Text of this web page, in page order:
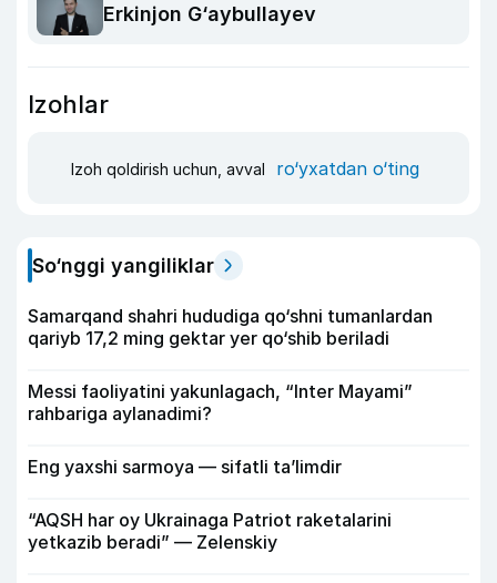
Erkinjon G‘aybullayev
Izohlar
Izoh qoldirish uchun, avval ro‘yxatdan o‘ting
So‘nggi yangiliklar
Samarqand shahri hududiga qo‘shni tumanlardan
qariyb 17,2 ming gektar yer qo‘shib beriladi
Messi faoliyatini yakunlagach, “Inter Mayami”
rahbariga aylanadimi?
Eng yaxshi sarmoya — sifatli ta’limdir
“AQSH har oy Ukrainaga Patriot raketalarini
yetkazib beradi” — Zelenskiy